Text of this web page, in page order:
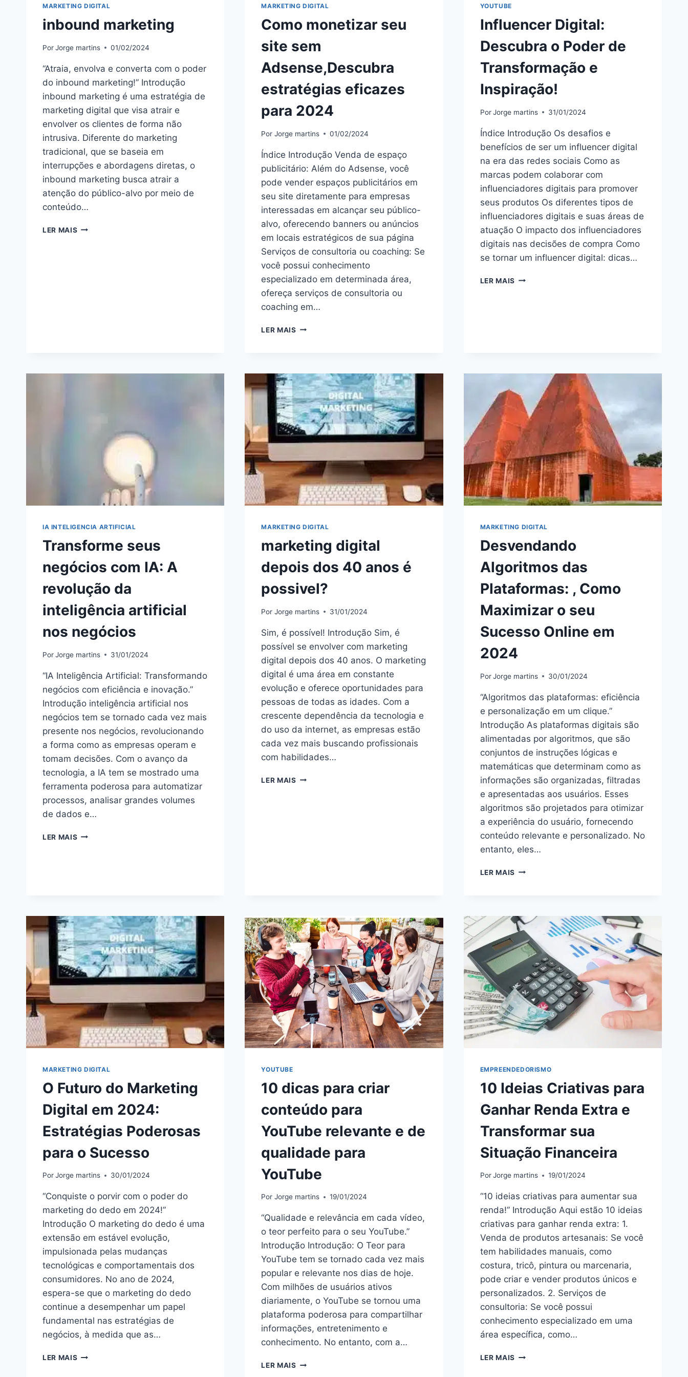
MARKETING DIGITAL
inbound marketing
PorJorge martins 01/02/2024
“Atraia, envolva e converta com o poder
do inbound marketing!” Introdução
inbound marketing é uma estratégia de
marketing digital que visa atrair e
envolver os clientes de forma não
intrusiva. Diferente do marketing
tradicional, que se baseia em
interrupções e abordagens diretas, o
inbound marketing busca atrair a
atenção do público-alvo por meio de
conteúdo…
LER MAIS INBOUND
MARKETING DIGITAL
Como monetizar seu
site sem
Adsense,Descubra
estratégias eficazes
para 2024
Por Jorge martins 01/02/2024
Índice Introdução Venda de espaço
publicitário: Além do Adsense, você
pode vender espaços publicitários em
seu site diretamente para empresas
interessadas em alcançar seu público-
alvo, oferecendo banners ou anúncios
em locais estratégicos de sua página
Serviços de consultoria ou coaching: Se
você possui conhecimento
especializado em determinada área,
ofereça serviços de consultoria ou
coaching em…
LER MAIS COMO
ADSENSE,DESCUBRA
ESTRATÉGIAS
EFICAZES
PARA
2024
YOUTUBE
Influencer Digital:
Descubra o Poder de
Transformação e
Inspiração!
Por Jorge martins 31/01/2024
Índice Introdução Os desafios e
benefícios de ser um influencer digital
na era das redes sociais Como as
marcas podem colaborar com
influenciadores digitais para promover
seus produtos Os diferentes tipos de
influenciadores digitais e suas áreas de
atuação O impacto dos influenciadores
digitais nas decisões de compra Como
se tornar um influencer digital: dicas…
LER MAIS INFLUENCER
IA INTELIGENCIA ARTIFICIAL
Transforme seus
negócios com IA: A
revolução da
inteligência artificial
nos negócios
PorJorge martins 31/01/2024
“IA Inteligência Artificial: Transformando
negócios com eficiência e inovação.”
Introdução inteligência artificial nos
negócios tem se tornado cada vez mais
presente nos negócios, revolucionando
a forma como as empresas operam e
tomam decisões. Com o avanço da
tecnologia, a IA tem se mostrado uma
ferramenta poderosa para automatizar
processos, analisar grandes volumes
de dados e…
LER MAIS TRANSFORME
INTELIGÊNCIA
ARTIFICIAL
NOS
NEGÓCIOS
MARKETING DIGITAL
marketing digital
depois dos 40 anos é
possivel?
Por Jorge martins 31/01/2024
Sim, é possível! Introdução Sim, é
possível se envolver com marketing
digital depois dos 40 anos. O marketing
digital é uma área em constante
evolução e oferece oportunidades para
pessoas de todas as idades. Com a
crescente dependência da tecnologia e
do uso da internet, as empresas estão
cada vez mais buscando profissionais
com habilidades…
LER MAIS MARKETING
MARKETING DIGITAL
Desvendando
Algoritmos das
Plataformas: , Como
Maximizar o seu
Sucesso Online em
2024
Por Jorge martins 30/01/2024
“Algoritmos das plataformas: eficiência
e personalização em um clique.”
Introdução As plataformas digitais são
alimentadas por algoritmos, que são
conjuntos de instruções lógicas e
matemáticas que determinam como as
informações são organizadas, filtradas
e apresentadas aos usuários. Esses
algoritmos são projetados para otimizar
a experiência do usuário, fornecendo
conteúdo relevante e personalizado. No
entanto, eles…
LER MAIS DESVENDANDO
COMO
MAXIMIZAR
O
SEU
SUCESSO
ONLINE
EM
2024
MARKETING DIGITAL
O Futuro do Marketing
Digital em 2024:
Estratégias Poderosas
para o Sucesso
PorJorge martins 30/01/2024
“Conquiste o porvir com o poder do
marketing do dedo em 2024!”
Introdução O marketing do dedo é uma
extensão em estável evolução,
impulsionada pelas mudanças
tecnológicas e comportamentais dos
consumidores. No ano de 2024,
espera-se que o marketing do dedo
continue a desempenhar um papel
fundamental nas estratégias de
negócios, à medida que as…
LER MAIS O
YOUTUBE
10 dicas para criar
conteúdo para
YouTube relevante e de
qualidade para
YouTube
Por Jorge martins 19/01/2024
“Qualidade e relevância em cada vídeo,
o teor perfeito para o seu YouTube.”
Introdução Introdução: O Teor para
YouTube tem se tornado cada vez mais
popular e relevante nos dias de hoje.
Com milhões de usuários ativos
diariamente, o YouTube se tornou uma
plataforma poderosa para compartilhar
informações, entretenimento e
conhecimento. No entanto, com a…
LER MAIS 10
EMPREENDEDORISMO
10 Ideias Criativas para
Ganhar Renda Extra e
Transformar sua
Situação Financeira
Por Jorge martins 19/01/2024
“10 ideias criativas para aumentar sua
renda!” Introdução Aqui estão 10 ideias
criativas para ganhar renda extra: 1.
Venda de produtos artesanais: Se você
tem habilidades manuais, como
costura, tricô, pintura ou marcenaria,
pode criar e vender produtos únicos e
personalizados. 2. Serviços de
consultoria: Se você possui
conhecimento especializado em uma
área específica, como…
LER MAIS 10